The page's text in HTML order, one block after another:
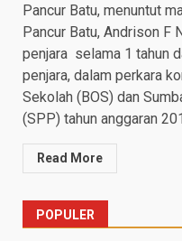
Pancur Batu, menuntut
Pancur Batu, Andrison F
penjara selama 1 tahun
penjara, dalam perkara
Sekolah (BOS) dan
(SPP) tahun anggaran
Read More
POPULER